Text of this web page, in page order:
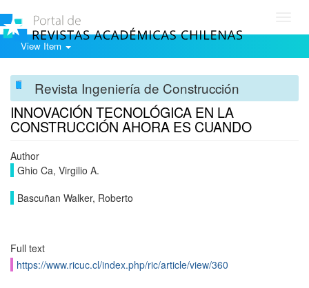
View Item
Revista Ingeniería de Construcción
INNOVACIÓN TECNOLÓGICA EN LA
CONSTRUCCIÓN AHORA ES CUANDO
Author
Ghio Ca, Virgilio A.
Bascuñan Walker, Roberto
Full text
https://www.ricuc.cl/index.php/ric/article/view/360